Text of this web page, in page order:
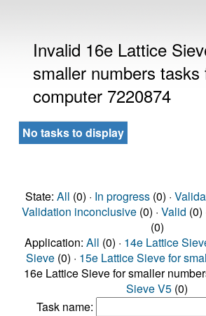
Invalid 16e Lattice
smaller numbers tasks
computer 7220874
No tasks to display
State: All (0) · In progress(0) ·
Validation inconclusive(0) · Valid (0)
(0)
Application: All (0) · 14e Lattice
Sieve (0) · 15e Lattice Sieve for
16e Lattice Sieve for smaller
Sieve V5 (0)
Task name: